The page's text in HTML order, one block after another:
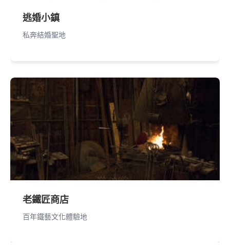
逃婚小鎮
私奔結婚聖地
老鐵匠商店
百年鐵藝文化體驗地